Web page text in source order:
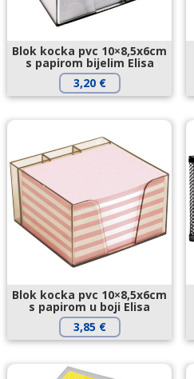
Blok kocka pvc 10×8,5x6cm
s papirom bijelim Elisa
3,20 €
Blok kocka pvc 10×8,5x6cm
s papirom u boji Elisa
3,85 €